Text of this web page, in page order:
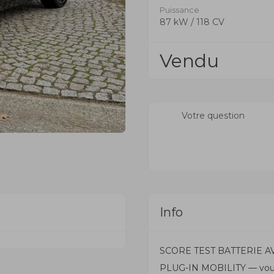
Puissance
87 kW / 118 CV
Vendu
Votre question
Info
SCORE TEST BATTERIE
PLUG-IN MOBILITY —